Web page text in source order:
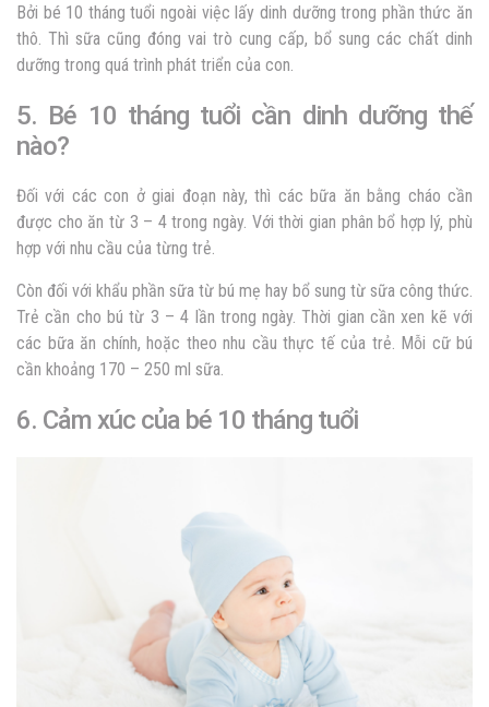
Bởi bé 10 tháng tuổi ngoài việc lấy dinh dưỡng trong phần thức ăn
thô. Thì sữa cũng đóng vai trò cung cấp, bổ sung các chất dinh
dưỡng trong quá trình phát triển của con.
5. Bé 10 tháng tuổi cần dinh dưỡng thế
nào?
Đối với các con ở giai đoạn này, thì các bữa ăn bằng cháo cần
được cho ăn từ 3 – 4 trong ngày. Với thời gian phân bổ hợp lý, phù
hợp với nhu cầu của từng trẻ.
Còn đối với khẩu phần sữa từ bú mẹ hay bổ sung từ sữa công thức.
Trẻ cần cho bú từ 3 – 4 lần trong ngày. Thời gian cần xen kẽ với
các bữa ăn chính, hoặc theo nhu cầu thực tế của trẻ. Mỗi cữ bú
cần khoảng 170 – 250 ml sữa.
6. Cảm xúc của bé 10 tháng tuổi